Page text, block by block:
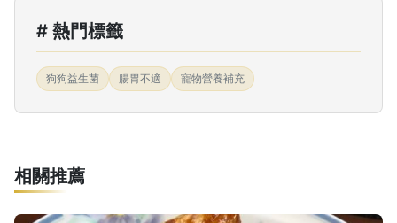
# 熱門標籤
狗狗益生菌 腸胃不適 寵物營養補充
相關推薦